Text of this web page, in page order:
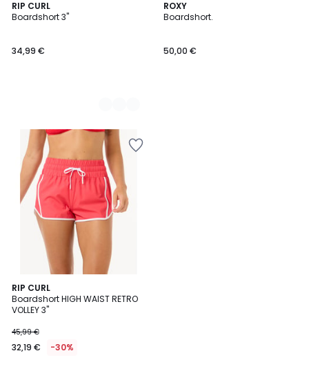
RIP CURL
Boardshort 3"
34,99 €
3
Couleurs
ROXY
Boardshort.
50,00 €
RIP CURL
Boardshort HIGH WAIST RETRO
VOLLEY 3"
45,99 €
32,19 € -30%